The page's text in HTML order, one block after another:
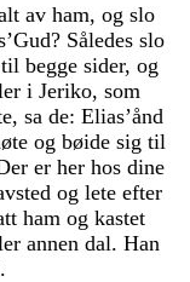
av ham, og slo
? Således slo
til begge sider, og
i Jeriko, som
, sa de: Elias’ånd
og bøide sig til
er her hos dine
og lete efter
ham og kastet
annen dal. Han
.